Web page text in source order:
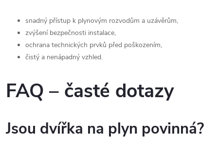
snadný přístup k plynovým rozvodům a uzávěrům,
zvýšení bezpečnosti instalace,
ochrana technických prvků před poškozením,
čistý a nenápadný vzhled.
FAQ – časté dotazy
Jsou dvířka na plyn povinná?